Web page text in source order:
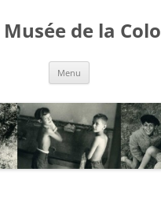
Musée de la Colo
Menu